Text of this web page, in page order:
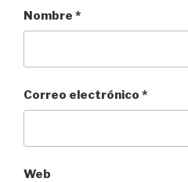
Nombre *
Correo electrónico *
Web